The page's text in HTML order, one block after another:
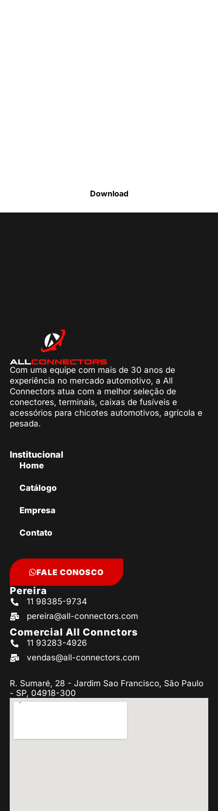
Download
Com uma equipe com mais de 30 anos de
experiência no mercado automotivo, a All
Connectors atua com a melhor seleção de
conectores, terminais, caixas de fusíveis e
acessórios para chicotes automotivos, agrícola e
pesada.
Institucional
Home
Catálogo
Empresa
Contato
FALE CONOSCO
Pereira
11 98385-9734
pereira@all-connectors.com
Comercial All Connctors
11 93283-4926
vendas@all-connectors.com
R. Sumaré, 28 - Jardim Sao Francisco, São Paulo
- SP, 04918-300